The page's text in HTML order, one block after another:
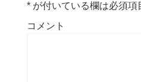
* が付いている欄は必須項
コメント